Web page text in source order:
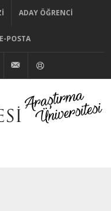
ADAY ÖĞRENCI
E-POSTA
+90 (322) 338 60 84
bilgi@cu.edu.tr